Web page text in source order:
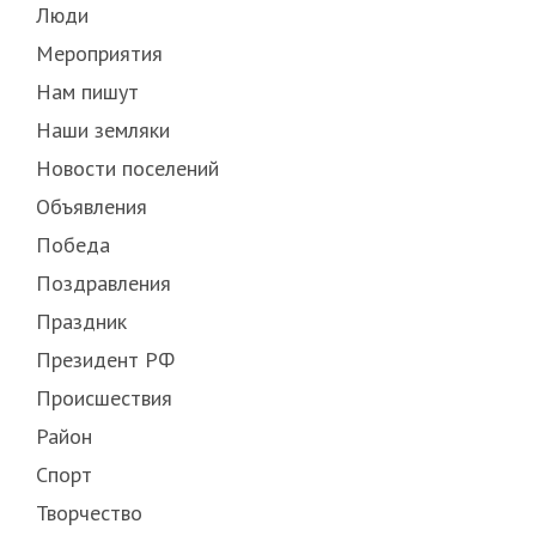
Люди
Мероприятия
Нам пишут
Наши земляки
Новости поселений
Объявления
Победа
Поздравления
Праздник
Президент РФ
Происшествия
Район
Спорт
Творчество